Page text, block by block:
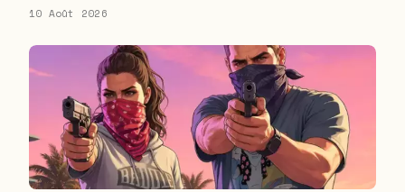
10 Août 2026